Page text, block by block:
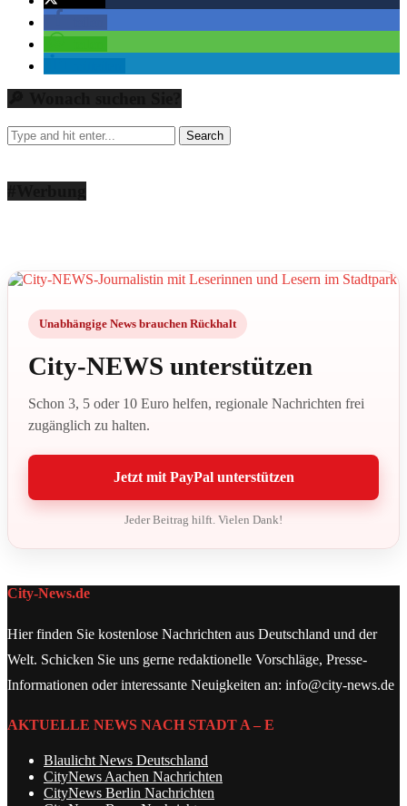
Unabhängige News brauchen Rückhalt
City-NEWS unterstützen
Schon 3, 5 oder 10 Euro helfen, regionale Nachrichten frei
zugänglich zu halten.
Jetzt mit PayPal unterstützen
Jeder Beitrag hilft. Vielen Dank!
City-News.de
Hier finden Sie kostenlose Nachrichten aus Deutschland und der
Welt. Schicken Sie uns gerne redaktionelle Vorschläge, Presse-
Informationen oder interessante Neuigkeiten an: info@city-news.de
AKTUELLE NEWS NACH STADT A – E
Blaulicht News Deutschland
CityNews Aachen Nachrichten
CityNews Berlin Nachrichten